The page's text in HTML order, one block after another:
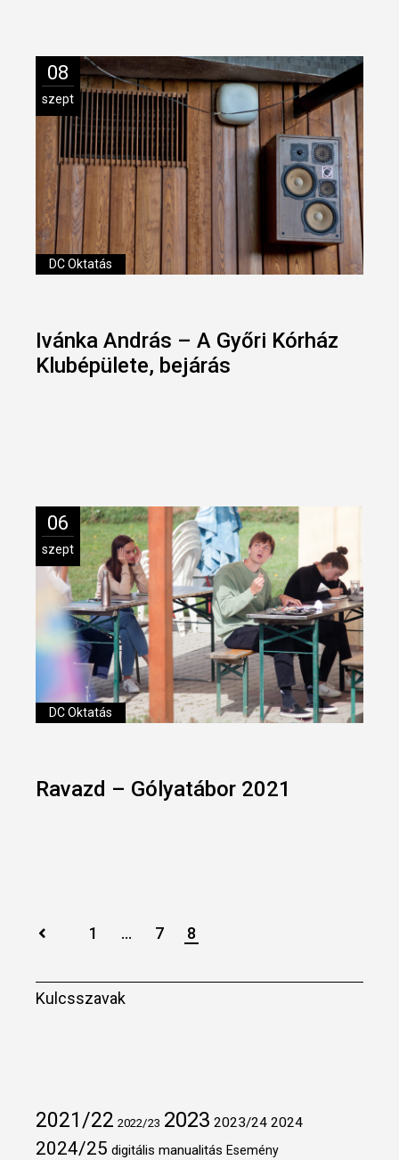
08
szept
DC Oktatás
Ivánka András – A Győri Kórház
Klubépülete, bejárás
06
szept
DC Oktatás
Ravazd – Gólyatábor 2021
Bejegyzések
1 … 7 8
Kulcsszavak
2021/22 2022/23 2023 2023/24 2024
2024/25 digitális manualitás Esemény